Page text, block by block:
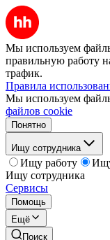
Мы используем
правильную работу
трафик.
Правила
Мы используем
файлов cookie
Понятно
Ищу сотрудника
Ищу работу
Ищу сотрудника
Сервисы
Помощь
Ещё
Поиск